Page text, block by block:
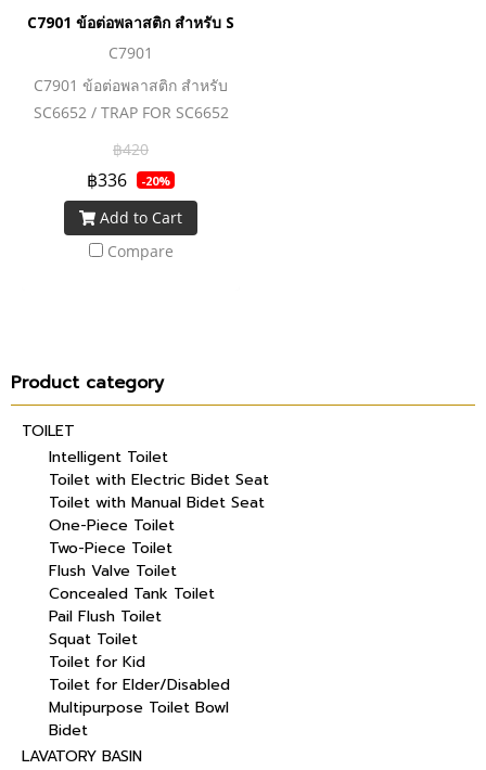
C7901 ข้อต่อพลาสติก สำหรับ SC6652 / TRAP FOR SC6652
C7901
C7901 ข้อต่อพลาสติก สำหรับ
SC6652 / TRAP FOR SC6652
FORALL
฿420
฿336 -20%
Add to Cart
Compare
Product category
TOILET
Intelligent Toilet
Toilet with Electric Bidet Seat
Toilet with Manual Bidet Seat
One-Piece Toilet
Two-Piece Toilet
Flush Valve Toilet
Concealed Tank Toilet
Pail Flush Toilet
Squat Toilet
Toilet for Kid
Toilet for Elder/Disabled
Multipurpose Toilet Bowl
Bidet
LAVATORY BASIN